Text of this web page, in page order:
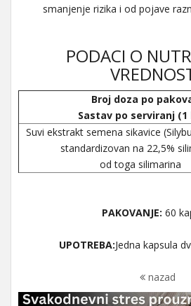
smanjenje rizika i od pojave
PODACI O
Broj doza po
Sastav po serviranj (1
Suvi ekstrakt semena sikavice
standardizovan na 22,5%
od toga silimarina
PAKOVANJE: 60
UPOTREBA:Jedna kapsula
nazad